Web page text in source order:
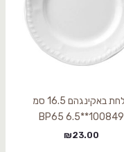
צלחת באקינגהם 16.5 סמ
BP65 6.5**100849
₪23.00